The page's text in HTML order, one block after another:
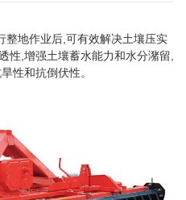
整地作业后,可有效解决土壤压实
性,增强土壤蓄水能力和水分潴留,
性和抗倒伏性。